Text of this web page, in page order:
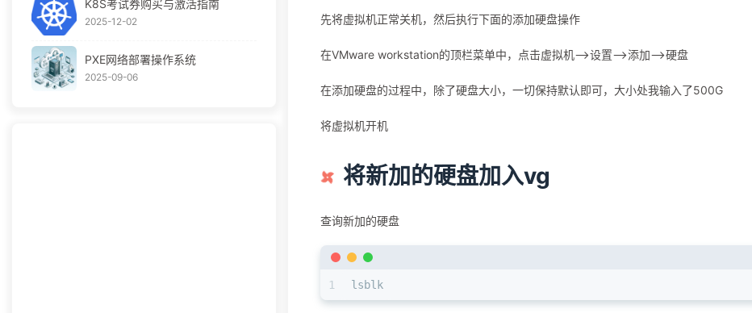
先将虚拟机正常关机，然后执行下面的添加硬盘操作
在VMware workstation的顶栏菜单中，点击虚拟机—>设置—>添加—>硬盘
在添加硬盘的过程中，除了硬盘大小，一切保持默认即可，大小处我输入了500G
将虚拟机开机
将新加的硬盘加入vg
查询新加的硬盘
1 lsblk
K8S考试券购买与激活指南
2025-12-02
PXE网络部署操作系统
2025-09-06